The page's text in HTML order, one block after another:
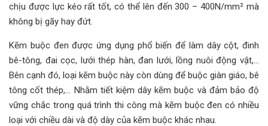
chịu được lực kéo rất tốt, có thể lên đến 300 – 400N/mm² mà
không bị gãy hay đứt.
Kẽm buộc đen được ứng dụng phổ biến để làm dây cột, đinh
bê-tông, đai cọc, lưới thép hàn, đan lưới, lồng nuôi động vật,…
Bên cạnh đó, loại kẽm buộc này còn dùng để buộc giàn giáo, bê
tông cốt thép,... Nhằm tiết kiệm dây kẽm buộc và đảm bảo độ
vững chắc trong quá trình thi công mà kẽm buộc đen có nhiều
loại với chiều dài và độ dày của kẽm buộc khác nhau.